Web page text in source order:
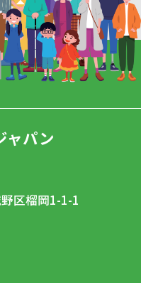
ャパン
区榴岡1-1-1